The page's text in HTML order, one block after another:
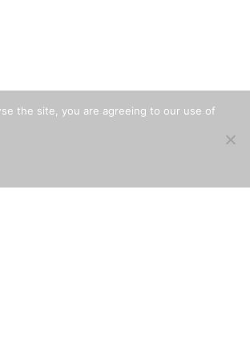
the site, you are agreeing to our use of